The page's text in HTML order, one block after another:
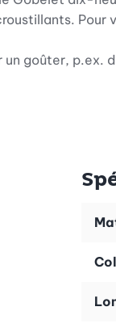
Pour
goûter, p.ex.